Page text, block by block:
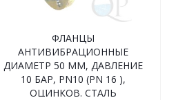
ФЛАНЦЫ
АНТИВИБРАЦИОННЫЕ
ДИАМЕТР 50 ММ, ДАВЛЕНИЕ
10 БАР, PN10 (PN 16 ),
ОЦИНКОВ. СТАЛЬ